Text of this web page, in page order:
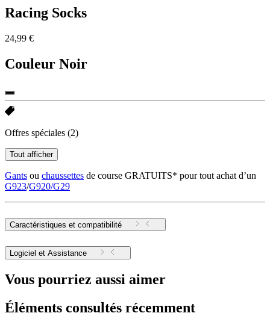
Racing Socks
24,99 €
Couleur Noir
Offres spéciales (2)
Tout afficher
Gants ou chaussettes de course GRATUITS* pour tout achat d’un
G923/G920/G29
Caractéristiques et compatibilité
Logiciel et Assistance
Vous pourriez aussi aimer
Éléments consultés récemment